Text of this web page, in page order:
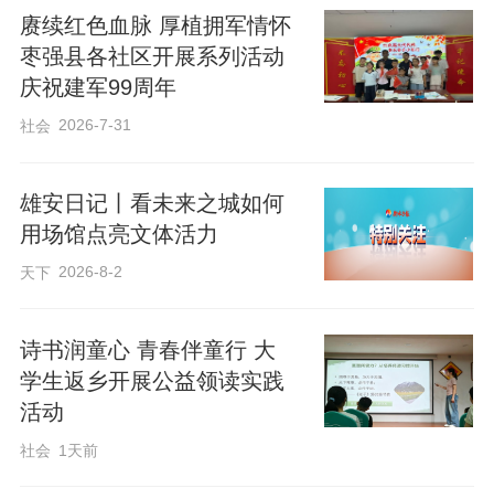
厚植成长沃土，发布儿童友好新成果
活动在雄安新区儿童友好城市主题曲《带
上雄心安个家》中拉开序幕。雄安新区儿
浓厚氛围；对儿童友好就是对城市的未来
友好，期待更多社会力量加入到儿童友好
城市建设中来，社会各界共同织密儿童成
之”的儿童友好灿烂篇章。
活动现场，点亮了雄安新区第三批儿童友
好公益践学地图。自2024年以来，新区已
赓续红色血脉 厚植拥军情怀
枣强县各社区开展系列活动
庆祝建军99周年
社会 2026-7-31
雄安日记丨看未来之城如何
用场馆点亮文体活力
天下 2026-8-2
诗书润童心 青春伴童行 大
学生返乡开展公益领读实践
活动
社会 1天前